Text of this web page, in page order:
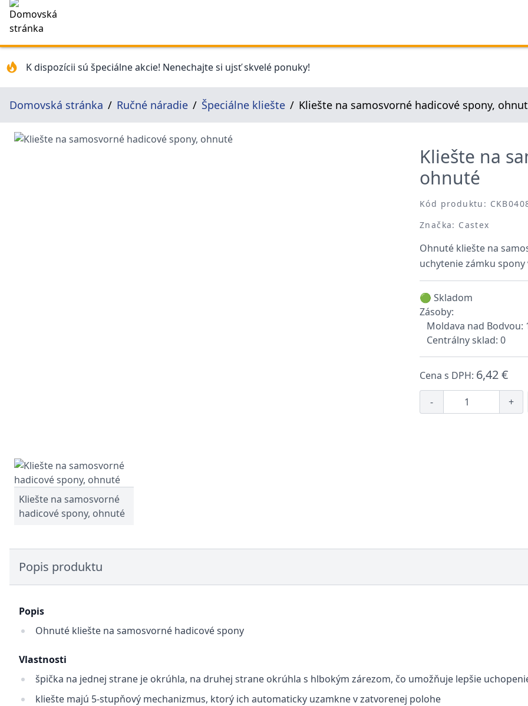
K dispozícii sú špeciálne akcie! Nenechajte si ujsť skvelé ponuky!
Domovská stránka Ručné náradie Špeciálne kliešte Kliešte na samosvorné hadicové spony,
Kliešte na
ohnuté
Kód produktu:
Značka: Castex
Ohnuté kliešte na
uchytenie zámku
🟢 Skladom
Zásoby:
Moldava nad Bodvou:
Centrálny sklad: 0
Cena s DPH: 6,42 €
- +
Kliešte na samosvorné
hadicové spony, ohnuté
Popis produktu
Popis
Ohnuté kliešte na samosvorné hadicové spony
Vlastnosti
špička na jednej strane je okrúhla, na druhej strane okrúhla s hlbokým zárezom, čo umožňuje lepšie
kliešte majú 5-stupňový mechanizmus, ktorý ich automaticky uzamkne v zatvorenej polohe